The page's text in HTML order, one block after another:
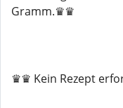
Gramm.♛♛
♛♛ Kein Rezept